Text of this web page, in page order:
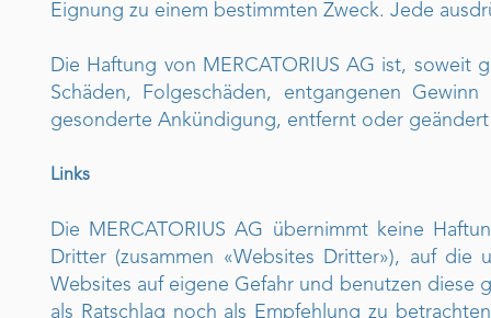
Eignung zu einem bestimmten Zweck. Jede
Die Haftung von MERCATORIUS AG ist, soweit
Schäden, Folgeschäden, entgangenen
gesonderte Ankündigung, entfernt oder
Links
Die MERCATORIUS AG übernimmt keine
Dritter (zusammen «Websites Dritter»), auf
Websites auf eigene Gefahr und benutzen diese
als Ratschlag noch als Empfehlung zu